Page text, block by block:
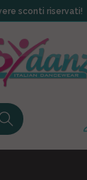
sconti riservati!